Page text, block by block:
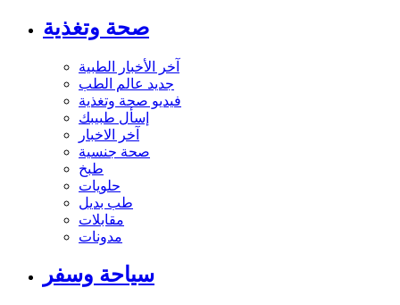
صحة وتغذية
آخر الأخبار الطبية
جديد عالم الطب
فيديو صحة وتغذية
إسأل طبيبك
آخر الاخبار
صحة جنسية
طبخ
حلويات
طب بديل
مقابلات
مدونات
سياحة وسفر